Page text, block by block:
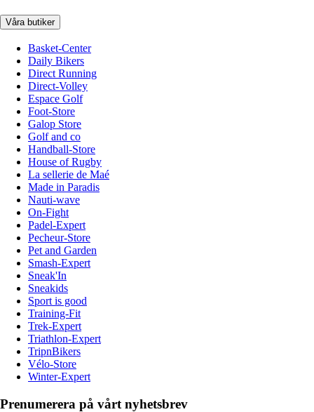
Våra butiker
Basket-Center
Daily Bikers
Direct Running
Direct-Volley
Espace Golf
Foot-Store
Galop Store
Golf and co
Handball-Store
House of Rugby
La sellerie de Maé
Made in Paradis
Nauti-wave
On-Fight
Padel-Expert
Pecheur-Store
Pet and Garden
Smash-Expert
Sneak'In
Sneakids
Sport is good
Training-Fit
Trek-Expert
Triathlon-Expert
TripnBikers
Vélo-Store
Winter-Expert
Prenumerera på vårt nyhetsbrev